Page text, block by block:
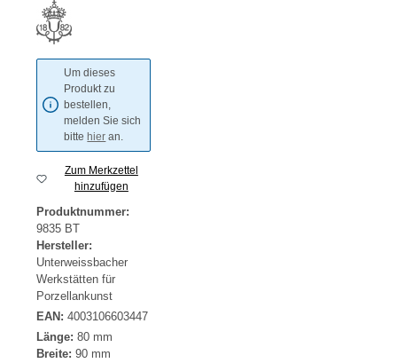
Um dieses
Produkt zu
bestellen,
melden Sie sich
bitte hier an.
Zum Merkzettel
hinzufügen
Produktnummer:
9835 BT
Hersteller:
Unterweissbacher
Werkstätten für
Porzellankunst
EAN: 4003106603447
Länge: 80 mm
Breite: 90 mm